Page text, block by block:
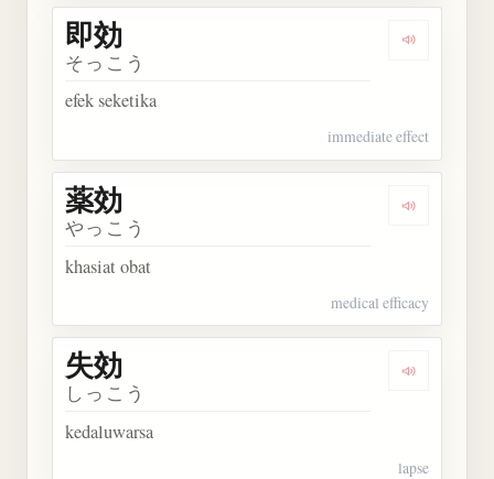
Dengarkan
即効
そっこう
efek seketika
immediate effect
Dengarkan
薬効
やっこう
khasiat obat
medical efficacy
Dengarkan
失効
しっこう
kedaluwarsa
lapse